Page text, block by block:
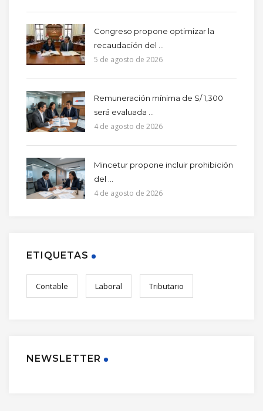
Congreso propone optimizar la
recaudación del ...
5 de agosto de 2026
Remuneración mínima de S/ 1,300
será evaluada ...
4 de agosto de 2026
Mincetur propone incluir prohibición
del ...
4 de agosto de 2026
ETIQUETAS
Contable Laboral Tributario
NEWSLETTER